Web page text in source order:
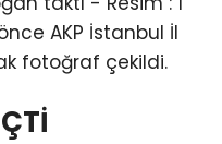
AKP İstanbul İl
fotoğraf çekildi.